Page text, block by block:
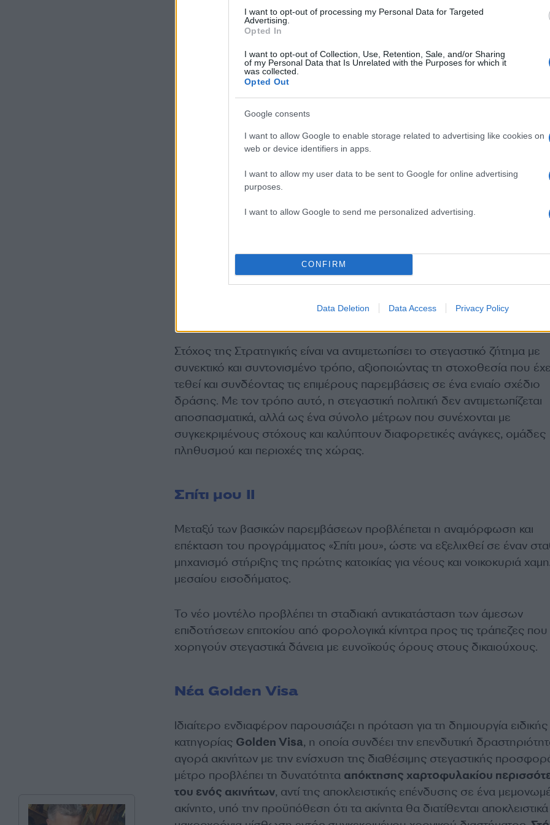
I want to opt-out of processing my Personal Data for Targeted
Advertising.
Opted In
I want to opt-out of Collection, Use, Retention, Sale, and/or Sharing
of my Personal Data that Is Unrelated with the Purposes for which it
was collected.
Opted Out
Google consents
I want to allow Google to enable storage related to advertising like cookies on
web or device identifiers in apps.
I want to allow my user data to be sent to Google for online advertising
purposes.
I want to allow Google to send me personalized advertising.
CONFIRM
Data Deletion Data Access Privacy Policy
Στόχος της Στρατηγικής είναι να αντιμετωπίσει το στεγαστικό ζήτημα με
συνεκτικό και συντονισμένο τρόπο, αξιοποιώντας τη στοχοθεσία που
τεθεί και συνδέοντας τις επιμέρους παρεμβάσεις σε ένα ενιαίο σχέδιο
δράσης. Με τον τρόπο αυτό, η στεγαστική πολιτική δεν αντιμετωπίζεται
αποσπασματικά, αλλά ως ένα σύνολο μέτρων που συνέχονται με
συγκεκριμένους στόχους και καλύπτουν διαφορετικές ανάγκες, ομάδες
πληθυσμού και περιοχές της χώρας.
Σπίτι μου ΙΙ
Μεταξύ των βασικών παρεμβάσεων προβλέπεται η αναμόρφωση και
επέκταση του προγράμματος «Σπίτι μου», ώστε να εξελιχθεί σε έναν
μηχανισμό στήριξης της πρώτης κατοικίας για νέους και νοικοκυριά
μεσαίου εισοδήματος.
Το νέο μοντέλο προβλέπει τη σταδιακή αντικατάσταση των άμεσων
επιδοτήσεων επιτοκίου από φορολογικά κίνητρα προς τις τράπεζες που
χορηγούν στεγαστικά δάνεια με ευνοϊκούς όρους στους δικαιούχους.
Νέα Golden Visa
Ιδιαίτερο ενδιαφέρον παρουσιάζει η πρόταση για τη δημιουργία ειδικής
κατηγορίας Golden Visa, η οποία συνδέει την επενδυτική
αγορά ακινήτων με την ενίσχυση της διαθέσιμης στεγαστικής
μέτρο προβλέπει τη δυνατότητα απόκτησης χαρτοφυλακίου
του ενός ακινήτων, αντί της αποκλειστικής επένδυσης σε ένα
ακίνητο, υπό την προϋπόθεση ότι τα ακίνητα θα διατίθενται αποκλειστικά